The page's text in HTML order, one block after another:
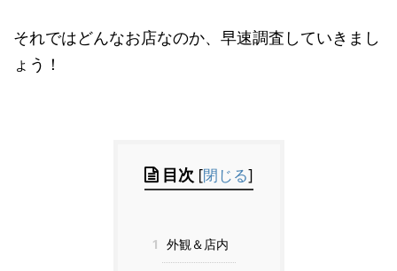
それではどんなお店なのか、早速調査していきまし
ょう！
目次 [閉じる]
1 外観＆店内